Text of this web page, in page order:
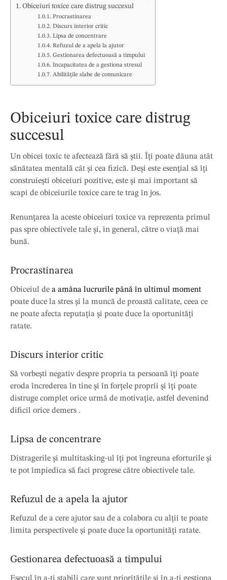
Obiceiuri toxice care distrug succesul
Procrastinarea
Discurs interior critic
Lipsa de concentrare
Refuzul de a apela la ajutor
Gestionarea defectuoasă a timpului
Incapacitatea de a gestiona stresul
Abilitățile slabe de comunicare
Obiceiuri toxice care distrug
succesul
Un obicei toxic te afectează fără să știi. Îți poate dăuna atât
sănătatea mentală cât și cea fizică. Deși este esențial să îți
construiești obiceiuri pozitive, este și mai important să
scapi de obiceiurile toxice care te trag în jos.
Renunțarea la aceste obiceiuri toxice va reprezenta primul
pas spre obiectivele tale și, în general, către o viață mai
bună.
Procrastinarea
Obiceiul de a amâna lucrurile până în ultimul moment
poate duce la stres și la muncă de proastă calitate, ceea ce
ne poate afecta reputația și poate duce la oportunități
ratate.
Discurs interior critic
Să vorbești negativ despre propria ta persoană îți poate
eroda încrederea în tine și în forțele proprii și îți poate
distruge complet orice urmă de motivație, astfel devenind
dificil orice demers .
Lipsa de concentrare
Distragerile și multitasking-ul îți pot îngreuna eforturile și
te pot împiedica să faci progrese către obiectivele tale.
Refuzul de a apela la ajutor
Refuzul de a cere ajutor sau de a colabora cu alții te poate
limita perspectivele și poate duce la oportunități ratate.
Gestionarea defectuoasă a timpului